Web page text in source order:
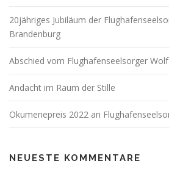
20jähriges Jubiläum der
Brandenburg
Abschied vom Flughafenseelsorger
Andacht im Raum der Stille
Ökumenepreis 2022 an
NEUESTE KOMMENTARE